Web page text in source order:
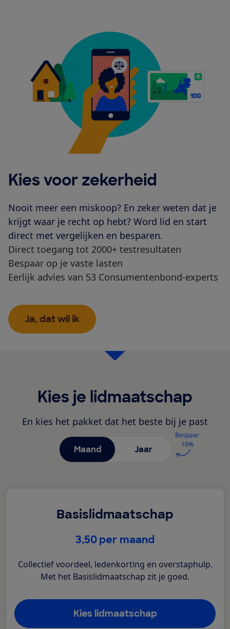
Kies voor zekerheid
Nooit meer een miskoop? En zeker weten dat je
krijgt waar je recht op hebt? Word lid en start
direct met vergelijken en besparen.
Direct toegang tot 2000+ testresultaten
Bespaar op je vaste lasten
Eerlijk advies van 53 Consumentenbond-experts
Ja, dat wil ik
Kies je lidmaatschap
En kies het pakket dat het beste bij je past
Maand Jaar
Bespaar
10%
Basislidmaatschap
€
3,50per maand
Collectief voordeel, ledenkorting en overstaphulp.
Met het Basislidmaatschap zit je goed.
Kies lidmaatschap